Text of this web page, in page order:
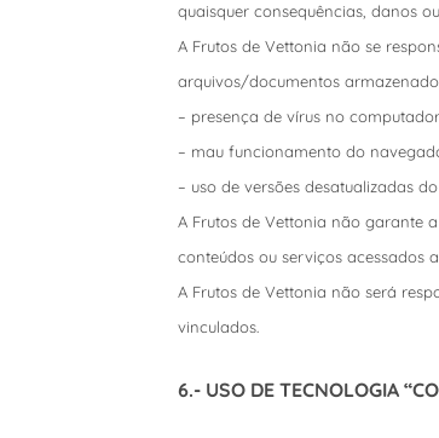
quaisquer consequências, danos
A Frutos de Vettonia não se
arquivos/documentos
– presença de vírus no
– mau funcionamento do
– uso de versões desatualizadas
A Frutos de Vettonia não garante
conteúdos ou serviços acessados
A Frutos de Vettonia não será
vinculados.
6.- USO DE TECNOLOGIA